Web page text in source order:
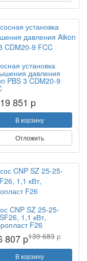
установка
давления
PBS 3 CDM20-9
851 p
В корзину
Отложить
CNP SZ 25-25-
1,1 кВт,
F26
807 p139 683 p
В корзину